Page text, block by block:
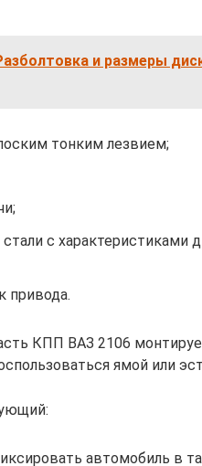
и размеры
тонким лезвием;
стали с
привода.
КПП ВАЗ 2106
ямой или
автомобиль в